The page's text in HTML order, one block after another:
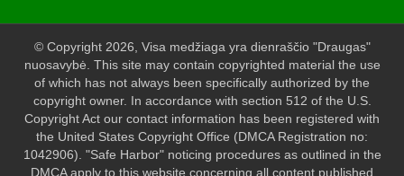
© Copyright 2026, Visa medžiaga yra dienraščio "Draugas"
nuosavybė. This site may contain copyrighted material the use
of which has not always been specifically authorized by the
copyright owner. In accordance with section 512 of the U.S.
Copyright Act our contact information has been registered with
the United States Copyright Office (DMCA Registration no:
1042906). "Safe Harbor" noticing procedures as outlined in the
DMCA apply to this website concerning all content published